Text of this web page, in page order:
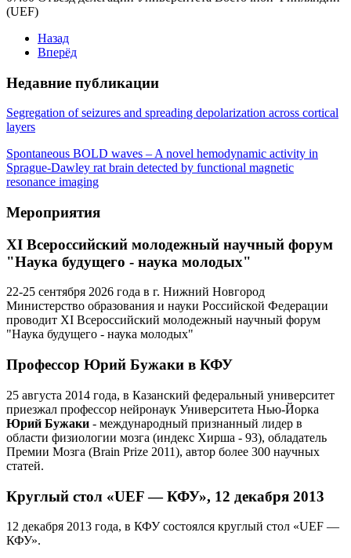
(UEF)
Назад
Вперёд
Недавние публикации
Segregation of seizures and spreading depolarization across cortical
layers
Spontaneous BOLD waves – A novel hemodynamic activity in
Sprague-Dawley rat brain detected by functional magnetic
resonance imaging
Мероприятия
XI Всероссийский молодежный научный форум
"Наука будущего - наука молодых"
22-25 сентября 2026 года в г. Нижний Новгород
Министерство образования и науки Российской Федерации
проводит XI Всероссийский молодежный научный форум
"Наука будущего - наука молодых"
Профессор Юрий Бужаки в КФУ
25 августа 2014 года, в Казанский федеральный университет
приезжал профессор нейронаук Университета Нью-Йорка
Юрий Бужаки - международный признанный лидер в
области физиологии мозга (индекс Хирша ‑ 93), обладатель
Премии Мозга (Brain Prize 2011), автор более 300 научных
статей.
Круглый стол «UEF — КФУ», 12 декабря 2013
12 декабря 2013 года, в КФУ состоялся круглый стол «UEF —
КФУ».